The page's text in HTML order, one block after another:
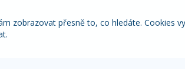
zobrazovat přesně to, co hledáte. Cookies